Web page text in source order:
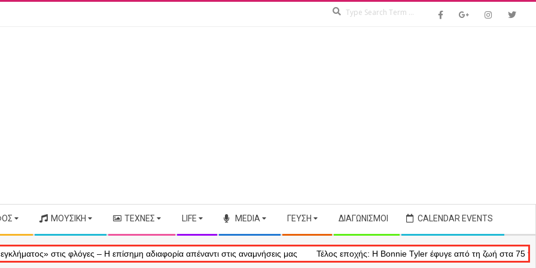
ΜΟΥΣΙΚΉ ΤΈΧΝΕΣ LIFE MEDIA ΓΕΎΣΗ ΔΙΑΓΩΝΙΣΜΟΊ CALENDAR EVENTS
στις φλόγες – Η επίσημη αδιαφορία απέναντι στις αναμνήσεις μας Τέλος εποχής: Η Bonnie Tyler έφυγε από τη ζωή στα 75 της